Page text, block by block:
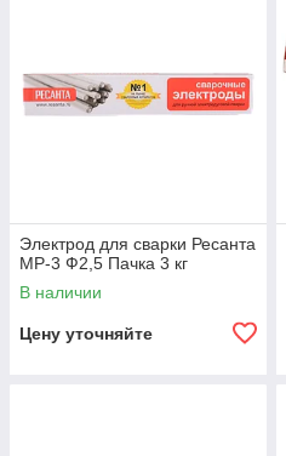
Электрод для сварки Ресанта
МР-3 Ф2,5 Пачка 3 кг
В наличии
Цену уточняйте